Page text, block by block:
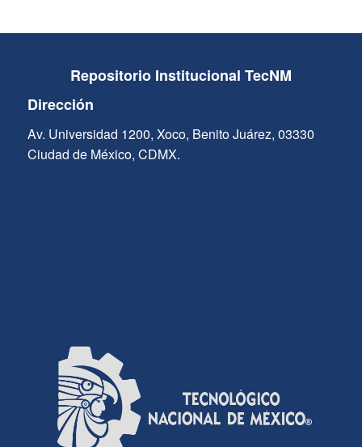
Repositorio Institucional TecNM
Dirección
Av. Universidad 1200, Xoco, Benito Juárez, 03330
Ciudad de México, CDMX.